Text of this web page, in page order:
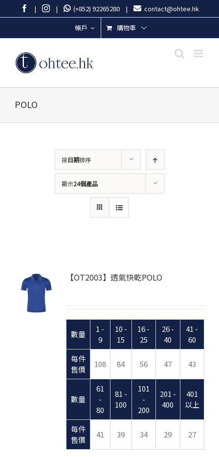
to
Facebook
| Instagram
| (+852) 92265280 | contact@ohtee.hk
帳戶 購物車
POLO
按日期排序
顯示24個產品
【OT2003】透氣快乾POLO
數量
1 -
9
10 -
15
16 -
25
26 -
40
41 -
60
每件
售價
108 84 56 47 43
數量
61
-
80
81 -
100
101
-
200
201 -
400
401
以上
每件
售價
41 39 34 29 27